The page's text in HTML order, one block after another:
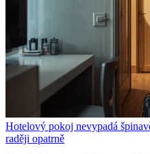
Hotelový pokoj nevypadá
raději opatrně